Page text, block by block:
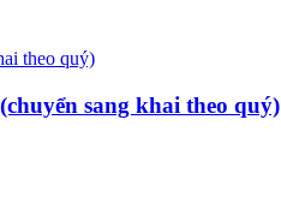
sang khai theo quý)